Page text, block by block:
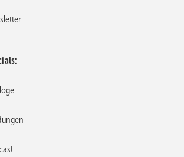
wurde eine dezentrale
Lüftungsgeräten und Wärmerückgewinnung
gewährleistet einen normgerechten
Wohneinheiten und ermöglicht die
Räume mit einem Gerät. Gesteuert wird das
Gateways und eine